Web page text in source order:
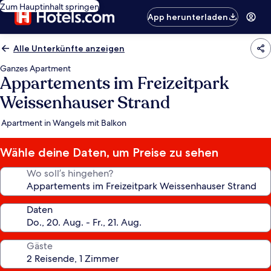
Zum Hauptinhalt springen
App herunterladen
Alle Unterkünfte anzeigen
Ganzes Apartment
Appartements im Freizeitpark
Weissenhauser Strand
Apartment in Wangels mit Balkon
Wähle deine Daten, um Preise zu sehen
Wo soll’s hingehen?
Daten
Gäste